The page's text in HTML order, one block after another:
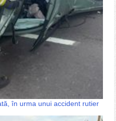
în urma unui accident rutier